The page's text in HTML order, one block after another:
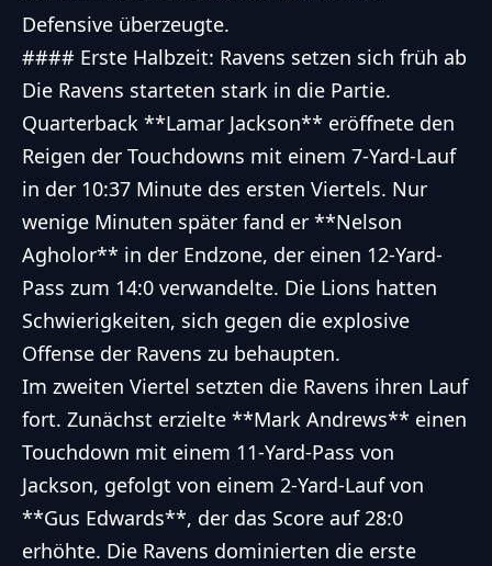
Defensive überzeugte.
#### Erste Halbzeit: Ravens setzen sich früh ab
Die Ravens starteten stark in die Partie.
Quarterback **Lamar Jackson** eröffnete den
Reigen der Touchdowns mit einem 7-Yard-Lauf
in der 10:37 Minute des ersten Viertels. Nur
wenige Minuten später fand er **Nelson
Agholor** in der Endzone, der einen 12-Yard-
Pass zum 14:0 verwandelte. Die Lions hatten
Schwierigkeiten, sich gegen die explosive
Offense der Ravens zu behaupten.
Im zweiten Viertel setzten die Ravens ihren Lauf
fort. Zunächst erzielte **Mark Andrews** einen
Touchdown mit einem 11-Yard-Pass von
Jackson, gefolgt von einem 2-Yard-Lauf von
**Gus Edwards**, der das Score auf 28:0
erhöhte. Die Ravens dominierten die erste